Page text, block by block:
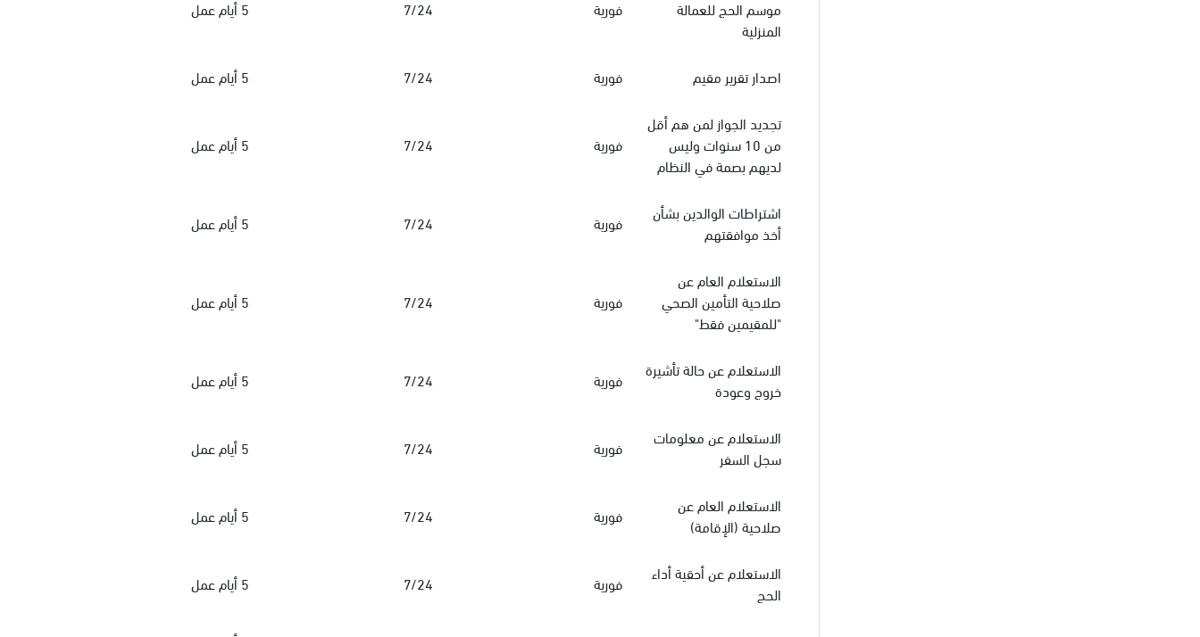
موسم الحج للعمالة
المنزلية
فورية 7/24 5 أيام عمل
اصدار تقرير مقيم فورية 7/24
5 أيام عمل
تجديد الجواز لمن هم أقل
من 10 سنوات وليس
لديهم بصمة في النظام
فورية 7/24 5 أيام عمل
اشتراطات الوالدين بشأن
أخذ موافقتهم
فورية 7/24 5 أيام عمل
الاستعلام العام عن
صلاحية التأمين الصحي
"للمقيمين فقط"
فورية 7/24 5 أيام عمل
الاستعلام عن حالة تأشيرة
خروج وعودة
فورية 7/24 5 أيام عمل
الاستعلام عن معلومات
سجل السفر
فورية 7/24 5 أيام عمل
الاستعلام العام عن
صلاحية (الإقامة)
فورية 7/24 5 أيام عمل
الاستعلام عن أحقية أداء
الحج
فورية 7/24 5 أيام عمل